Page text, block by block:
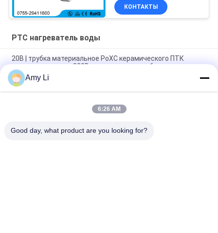
КОНТАКТЫ
PTC нагреватель воды
20В | трубка материальное РоХС керамического ПТК
нагревателя воды 800В алюминиевая одобрил
Немедленный нагреватель воды Птк, подогреватель Птк
электронного блока 20-800в для ушата ноги
алюминиевый немедленный подогреватель элемента птк
Amy Li
6:26 AM
Good day, what product are you looking for?